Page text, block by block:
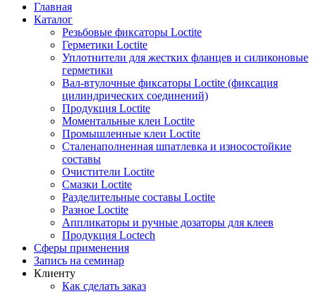
Главная
Каталог
Резьбовые фиксаторы Loctite
Герметики Loctite
Уплотнители для жестких фланцев и силиконовые
герметики
Вал-втулочные фиксаторы Loctite (фиксация
цилиндрических соединений)
Продукция Loctite
Моментальные клеи Loctite
Промышленные клеи Loctite
Сталенаполненная шпатлевка и износостойкие
составы
Очистители Loctite
Смазки Loctite
Разделительные составы Loctite
Разное Loctite
Аппликаторы и ручные дозаторы для клеев
Продукция Loctech
Сферы применения
Запись на семинар
Клиенту
Как сделать заказ